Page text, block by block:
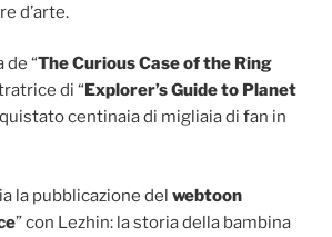
d’arte.
“The Curious Case of the Ring
di “ Explorer’s Guide to Planet
centinaia di migliaia di fan in
la pubblicazione del webtoon
” con Lezhin: la storia della bambina